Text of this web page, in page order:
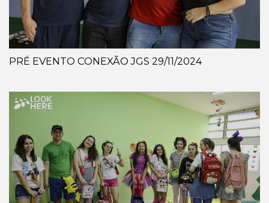
PRÉ EVENTO CONEXÃO JGS 29/11/2024